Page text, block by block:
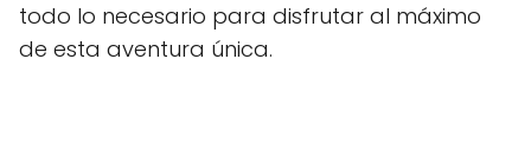
todo lo necesario para disfrutar al máximo
de esta aventura única.